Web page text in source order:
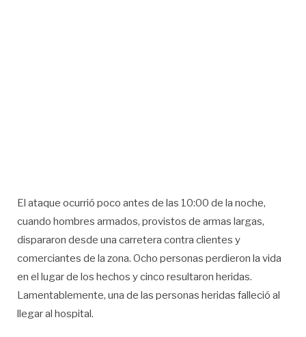
El ataque ocurrió poco antes de las 10:00 de la noche,
cuando hombres armados, provistos de armas largas,
dispararon desde una carretera contra clientes y
comerciantes de la zona. Ocho personas perdieron la vida
en el lugar de los hechos y cinco resultaron heridas.
Lamentablemente, una de las personas heridas falleció al
llegar al hospital.